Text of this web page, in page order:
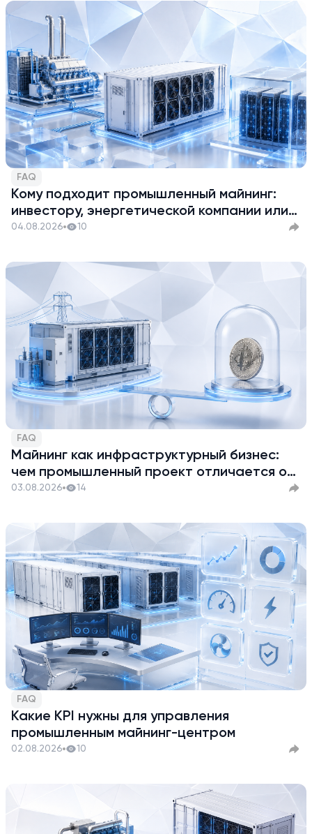
FAQ
Кому подходит промышленный майнинг:
инвестору, энергетической компании или
действующему майнеру
04.08.2026 10
FAQ
Майнинг как инфраструктурный бизнес:
чем промышленный проект отличается от
покупки криптовалюты
03.08.2026 14
FAQ
Какие KPI нужны для управления
промышленным майнинг-центром
02.08.2026 10